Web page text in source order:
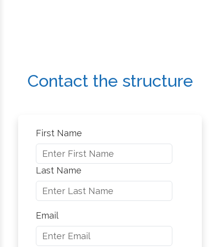
Contact the structure
First Name
Last Name
Email